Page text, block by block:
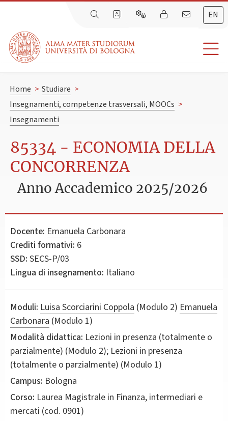
EN
Home > Studiare >
Insegnamenti, competenze trasversali, MOOCs >
Insegnamenti
85334 - ECONOMIA DELLA
CONCORRENZA
Anno Accademico 2025/2026
Docente: Emanuela Carbonara
Crediti formativi: 6
SSD: SECS-P/03
Lingua di insegnamento: Italiano
Moduli: Luisa Scorciarini Coppola (Modulo 2) Emanuela
Carbonara (Modulo 1)
Modalità didattica: Lezioni in presenza (totalmente o
parzialmente) (Modulo 2); Lezioni in presenza
(totalmente o parzialmente) (Modulo 1)
Campus: Bologna
Corso: Laurea Magistrale in Finanza, intermediari e
mercati (cod. 0901)